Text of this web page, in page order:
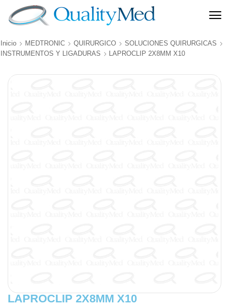
Inicio MEDTRONIC QUIRURGICO
SOLUCIONES QUIRURGICAS
INSTRUMENTOS Y LIGADURAS
LAPROCLIP 2X8MM X10
LAPROCLIP 2X8MM X10